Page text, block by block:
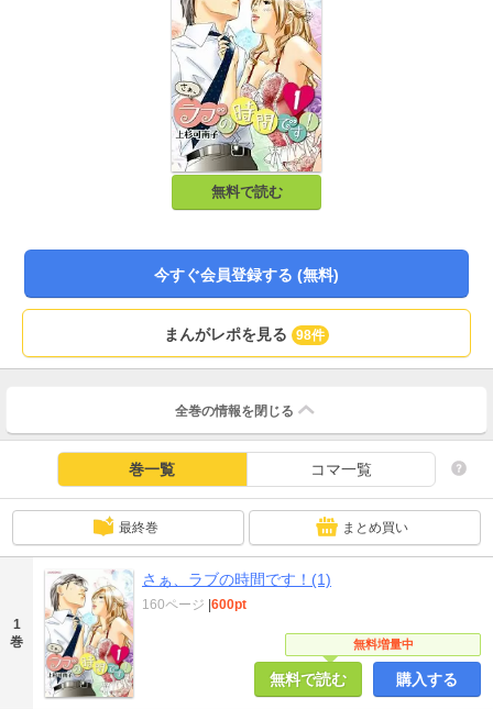
無料で読む
今すぐ会員登録する (無料)
まんがレポを見る 98件
全巻の情報を 閉じる
巻一覧 コマ一覧
最終巻 まとめ買い
1
巻
さぁ、ラブの時間です！(1)
無料増量中
160ページ |600pt
無料で読む 購入する